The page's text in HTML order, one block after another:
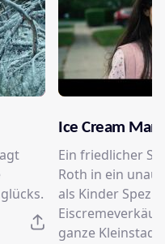
Ice Cream Man
Ein friedlicher
Roth in ein
als Kinder
ganze Kleinstadt